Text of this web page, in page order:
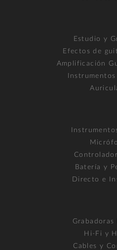
Estudio y
Efectos de
Amplificación
Batería y
Directo e
Grabadoras
Hi-Fi y
Cables y